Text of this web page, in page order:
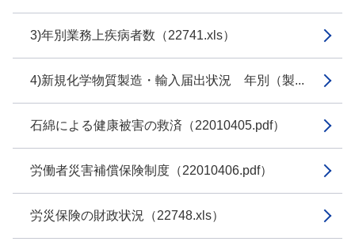
3)年別業務上疾病者数（22741.xls）
4)新規化学物質製造・輸入届出状況 年別（製...
石綿による健康被害の救済（22010405.pdf）
労働者災害補償保険制度（22010406.pdf）
労災保険の財政状況（22748.xls）